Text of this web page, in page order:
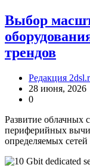
Выбор
трендов
Редакция
28 июня, 2026
0
Развитие облачных
периферийных
определяемых